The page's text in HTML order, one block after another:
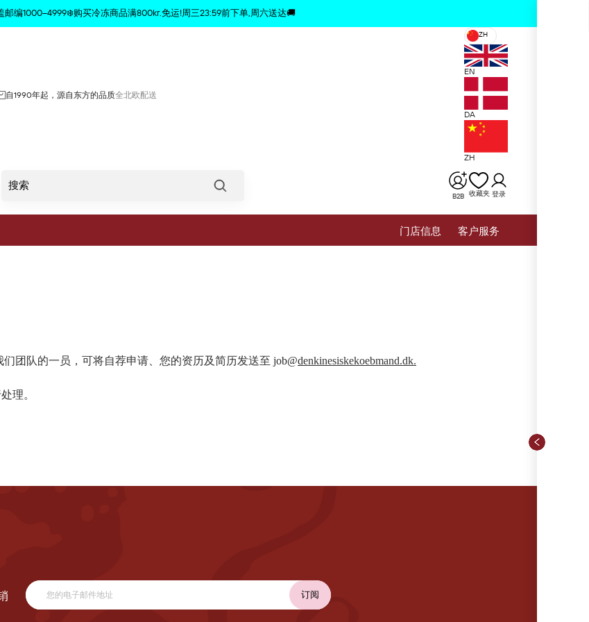
邮编1000–4999❄️购买冷冻商品满800kr.免运!周三23:59前下单,周六送达🚚
自1990年起，源自东方的品质全北欧配送
ZH
EN
DA
ZH
B2B 收藏夹 登录
⻔店信息 客户服务
团队的一员，可将自荐申请、您的资历及简历发送至 job@denkinesiskekoebmand.dk.
理。
商品已从购物车中删除